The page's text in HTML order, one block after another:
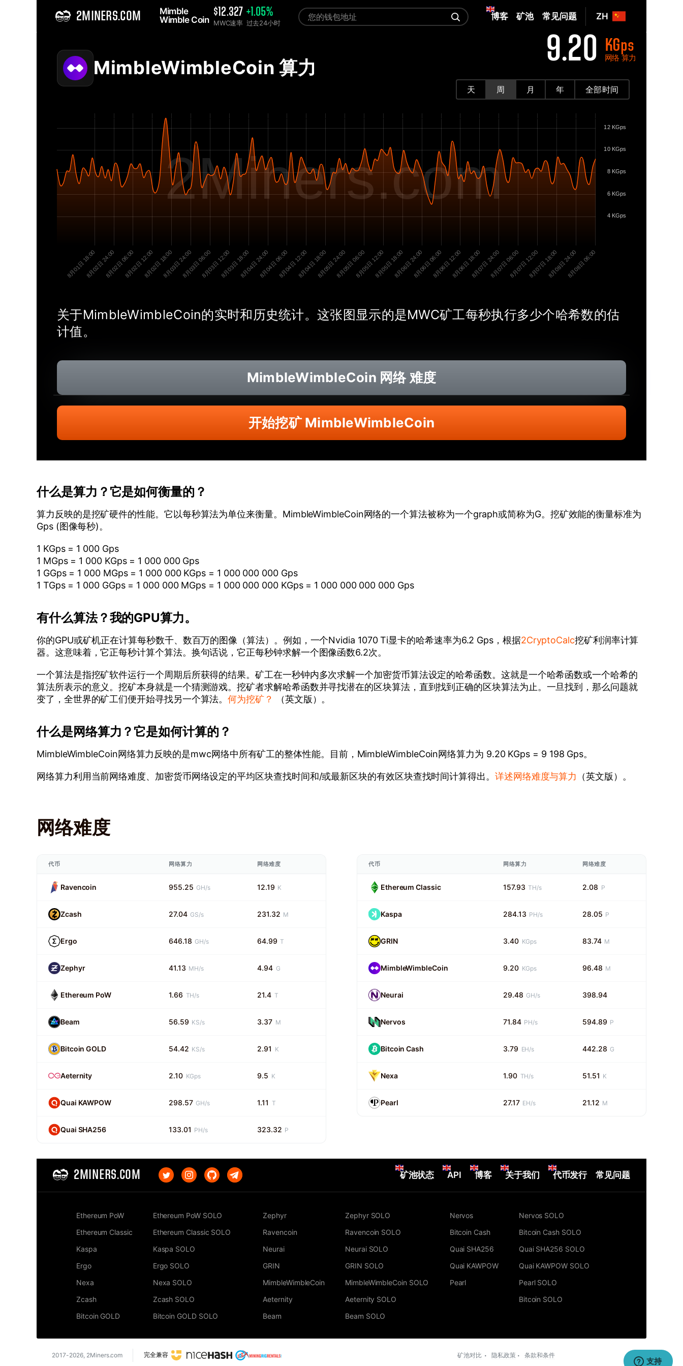
2MINERS.COM
Mimble
Wimble Coin
$12.327
MWC速率
+1.05%
过去24小时
ZH
博客 矿池 常见问题
MimbleWimbleCoin 算力 9.20 KGps
网络 算力
天 周 月 年 全部时间
2Miners.com
8月01日 18:008月02日 24:008月02日 06:008月02日 12:008月02日 18:008月03日 24:008月03日 06:008月03日 12:008月03日 18:008月04日 24:008月04日 06:008月04日 12:008月04日 18:008月05日 24:008月05日 06:008月05日 12:008月05日 18:008月06日 24:008月06日 06:008月06日 12:008月06日 18:008月07日 24:008月07日 06:008月07日 12:008月07日 18:008月08日 24:008月08日 06:00
4 KGps
6 KGps
8 KGps
10 KGps
12 KGps
关于MimbleWimbleCoin的实时和历史统计。这张图显示的是MWC矿工每秒执行多少个哈希数的估
计值。
MimbleWimbleCoin 网络 难度
开始挖矿 MimbleWimbleCoin
什么是算力？它是如何衡量的？
算力反映的是挖矿硬件的性能。它以每秒算法为单位来衡量。MimbleWimbleCoin网络的一个算法被称为一个graph或简称为G。挖矿效能的衡量标准为
Gps (图像每秒)。
1 KGps = 1 000 Gps
1 MGps = 1 000 KGps = 1 000 000 Gps
1 GGps = 1 000 MGps = 1 000 000 KGps = 1 000 000 000 Gps
1 TGps = 1 000 GGps = 1 000 000 MGps = 1 000 000 000 KGps = 1 000 000 000 000 Gps
有什么算法？我的GPU算力。
你的GPU或矿机正在计算每秒数千、数百万的图像（算法）。例如，一个Nvidia 1070 Ti显卡的哈希速率为6.2 Gps，根据2CryptoCalc挖矿利润率计算
器。这意味着，它正每秒计算个算法。换句话说，它正每秒钟求解一个图像函数6.2次。
一个算法是指挖矿软件运行一个周期后所获得的结果。矿工在一秒钟内多次求解一个加密货币算法设定的哈希函数。这就是一个哈希函数或一个哈希的
算法所表示的意义。挖矿本身就是一个猜测游戏。挖矿者求解哈希函数并寻找潜在的区块算法，直到找到正确的区块算法为止。一旦找到，那么问题就
变了，全世界的矿工们便开始寻找另一个算法。何为挖矿？ （英文版）。
什么是网络算力？它是如何计算的？
MimbleWimbleCoin网络算力反映的是mwc网络中所有矿工的整体性能。目前，MimbleWimbleCoin网络算力为 9.20 KGps = 9 198 Gps。
网络算力利用当前网络难度、加密货币网络设定的平均区块查找时间和/或最新区块的有效区块查找时间计算得出。 详述网络难度与算力 （英文版）。
网络难度
代币 网络算力 网络难度
Ravencoin 955.25 GH/s 12.19 K
Zcash 27.04 GS/s 231.32 M
Ergo 646.18 GH/s 64.99 T
Zephyr 41.13 MH/s 4.94 G
Ethereum PoW 1.66 TH/s 21.4 T
Beam 56.59 KS/s 3.37 M
Bitcoin GOLD 54.42 KS/s 2.91 K
Aeternity 2.10 KGps 9.5 K
Quai KAWPOW 298.57 GH/s 1.11 T
Quai SHA256 133.01 PH/s 323.32 P
代币 网络算力 网络难度
Ethereum Classic 157.93 TH/s 2.08 P
Kaspa 284.13 PH/s 28.05 P
GRIN 3.40 KGps 83.74 M
MimbleWimbleCoin 9.20 KGps 96.48 M
Neurai 29.48 GH/s 398.94
Nervos 71.84 PH/s 594.89 P
Bitcoin Cash 3.79 EH/s 442.28 G
Nexa 1.90 TH/s 51.51 K
Pearl 27.17 EH/s 21.12 M
2MINERS.COM 矿池状态 API 博客 关于我们 代币发行 常见问题
Ethereum PoW
Ethereum Classic
Kaspa
Ergo
Nexa
Zcash
Bitcoin GOLD
Ethereum PoW SOLO
Ethereum Classic SOLO
Kaspa SOLO
Ergo SOLO
Nexa SOLO
Zcash SOLO
Bitcoin GOLD SOLO
Zephyr
Ravencoin
Neurai
GRIN
MimbleWimbleCoin
Aeternity
Beam
Zephyr SOLO
Ravencoin SOLO
Neurai SOLO
GRIN SOLO
MimbleWimbleCoin SOLO
Aeternity SOLO
Beam SOLO
Nervos
Bitcoin Cash
Quai SHA256
Quai KAWPOW
Pearl
Nervos SOLO
Bitcoin Cash SOLO
Quai SHA256 SOLO
Quai KAWPOW SOLO
Pearl SOLO
Bitcoin SOLO
支持
2017-2026, 2Miners.com 完全兼容 矿池对比 隐私政策 条款和条件